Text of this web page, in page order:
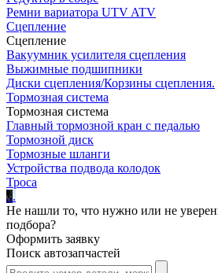
Ремни вариатора UTV ATV
Сцепление
Сцепление
Вакуумник усилителя сцепления
Выжимные подшипники
Диски сцепления/Корзины сцепления.
Тормозная система
Тормозная система
Главный тормозной кран с педалью
Тормозной диск
Тормозные шланги
Устройства подвода колодок
Троса
...
Не нашли то, что нужно или не
подбора?
Оформить заявку
Поиск автозапчастей